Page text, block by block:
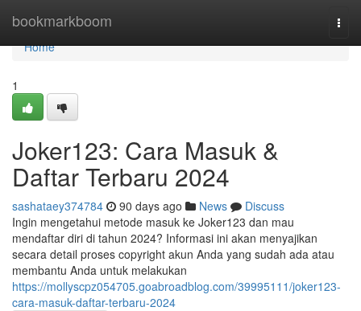
bookmarkboom
Home
Home
1
Joker123: Cara Masuk &
Daftar Terbaru 2024
sashataey374784 90 days ago News
Discuss
Ingin mengetahui metode masuk ke Joker123 dan mau
mendaftar diri di tahun 2024? Informasi ini akan menyajikan
secara detail proses copyright akun Anda yang sudah ada atau
membantu Anda untuk melakukan
https://mollyscpz054705.goabroadblog.com/39995111/joker123-
cara-masuk-daftar-terbaru-2024